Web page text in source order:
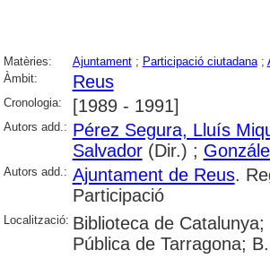
Matèries: Ajuntament; Participació ciutadana;
Àmbit:
Reus
Cronologia: [1989 - 1991]
Autors add.: Pérez Segura, Lluís
Salvador(Dir.) ;
Autors add.: Ajuntament de Reus.
Participació
Localització: Biblioteca de
Pública de Tarragona;